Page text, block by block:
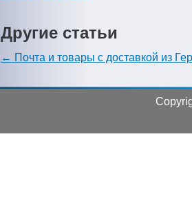
Другие статьи
← Почта и товары с доставкой из